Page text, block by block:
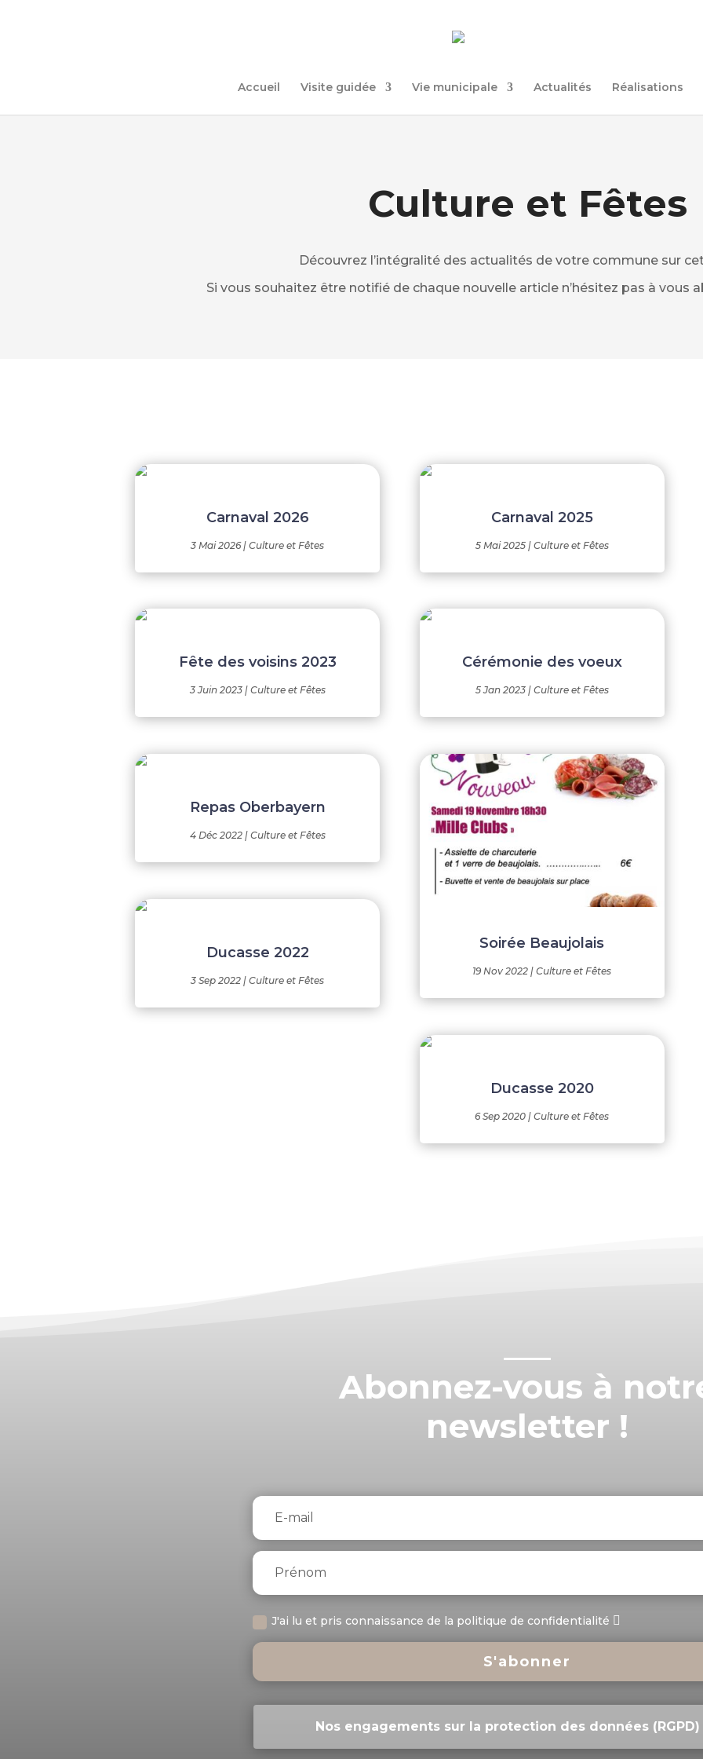
Accueil Visite guidée Vie municipale Actualités Réalisations
Culture et Fêtes
Découvrez l’intégralité des actualités de votre commune sur
Si vous souhaitez être notifié de chaque nouvelle article n’hésitez pas à vous
Carnaval 2026
3 Mai 2026|Culture et Fêtes
Fête des voisins 2023
3 Juin 2023| Culture et Fêtes
Repas Oberbayern
4 Déc 2022| Culture et Fêtes
Ducasse 2022
3 Sep 2022 |Culture et Fêtes
Carnaval 2025
5 Mai 2025| Culture et Fêtes
Cérémonie des voeux
5 Jan 2023| Culture et Fêtes
Soirée Beaujolais
19 Nov 2022 |Culture et Fêtes
Ducasse 2020
6 Sep 2020 |Culture et Fêtes
Abonnez-vous à
newsletter !
J'ai lu et pris connaissance de la politique de confidentialité
S'abonner
Nos engagements sur la protection des données (RGPD)